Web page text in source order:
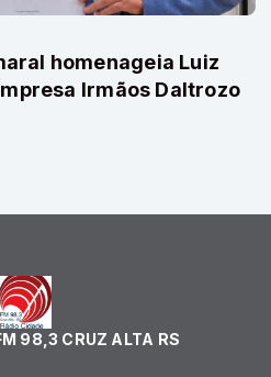
homenageia Luiz
Irmãos Daltrozo
98,3 CRUZ ALTA RS